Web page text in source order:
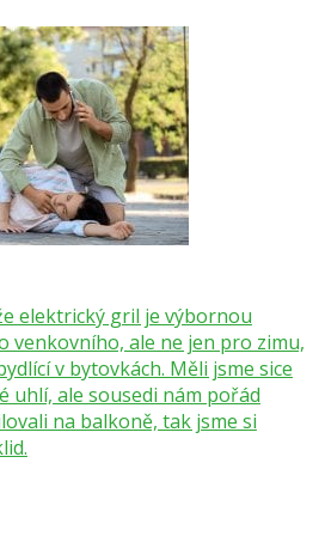
elektrický gril je výbornou
venkovního, ale ne jen pro zimu,
v bytovkách. Měli jsme sice
uhlí, ale sousedi nám pořád
na balkoně, tak jsme si